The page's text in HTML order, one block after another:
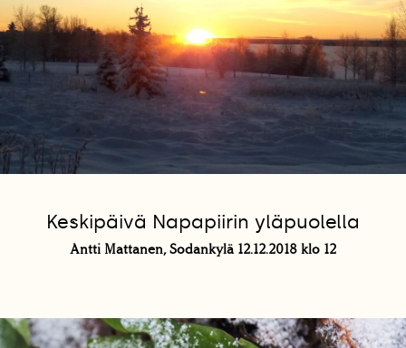
Keskipäivä Napapiirin yläpuolella
Antti Mattanen, Sodankylä 12.12.2018 klo 12